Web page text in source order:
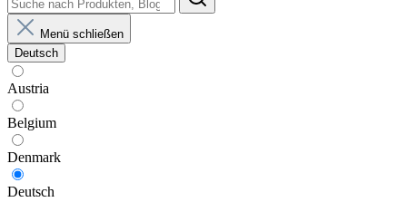
Menü schließen
Deutsch
Austria
Belgium
Denmark
Deutsch